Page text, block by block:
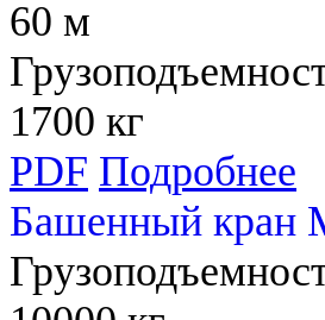
60 м
1700 кг
PDF Подробнее
Башенный